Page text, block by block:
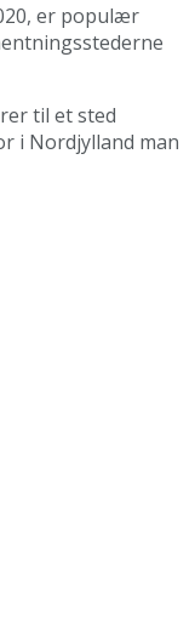
er populær
til et sted
i Nordjylland man